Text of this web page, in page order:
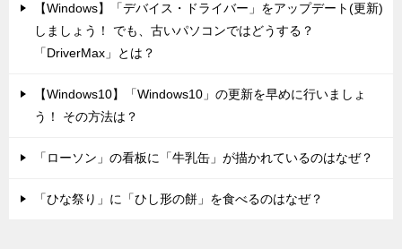
【Windows】「デバイス・ドライバー」をアップデート(更新)
しましょう！ でも、古いパソコンではどうする？
「DriverMax」とは？
【Windows10】「Windows10」の更新を早めに行いましょ
う！ その方法は？
「ローソン」の看板に「牛乳缶」が描かれているのはなぜ？
「ひな祭り」に「ひし形の餅」を食べるのはなぜ？